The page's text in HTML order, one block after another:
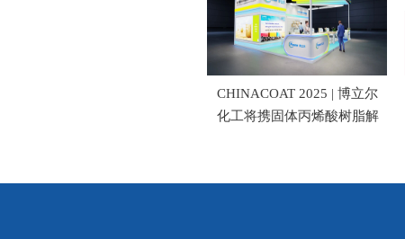
CHINACOAT 2025 | 博立尔
化工将携固体丙烯酸树脂解